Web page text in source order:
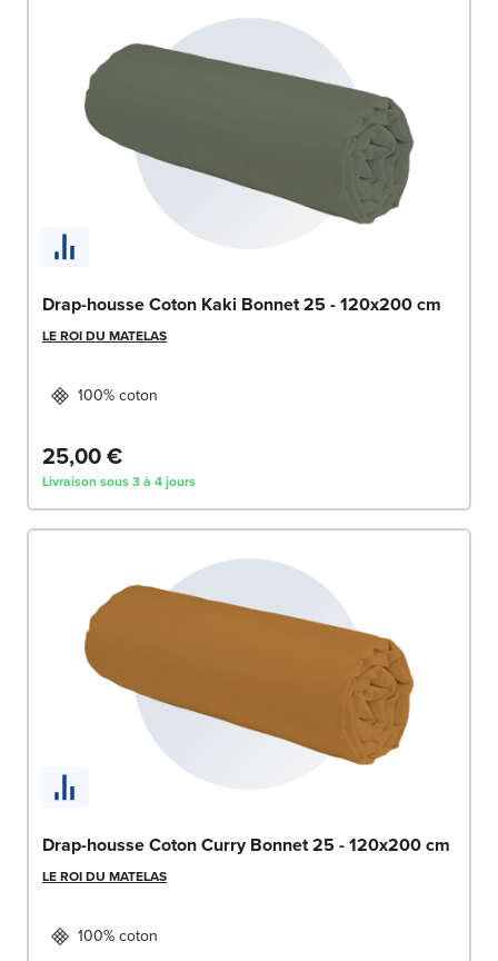
Drap-housse Coton Kaki Bonnet 25 - 120x200 cm
LE ROI DU MATELAS
100% coton
25,00 €
Livraison sous 3 à 4 jours
Drap-housse Coton Curry Bonnet 25 - 120x200 cm
LE ROI DU MATELAS
100% coton